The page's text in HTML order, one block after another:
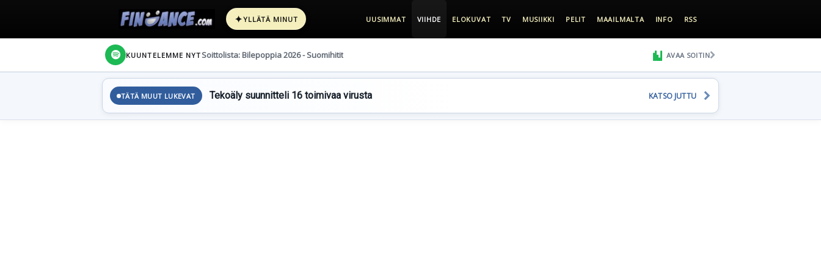
✦YLLÄTÄ MINUT UUSIMMAT VIIHDE ELOKUVAT TV MUSIIKKI PELIT MAAILMALTA INFO RSS
KUUNTELEMME NYT Soittolista: Bilepoppia 2026 - Suomihitit AVAA SOITIN
TÄTÄ MUUT LUKEVAT Tekoäly suunnitteli 16 toimivaa virusta KATSO JUTTU